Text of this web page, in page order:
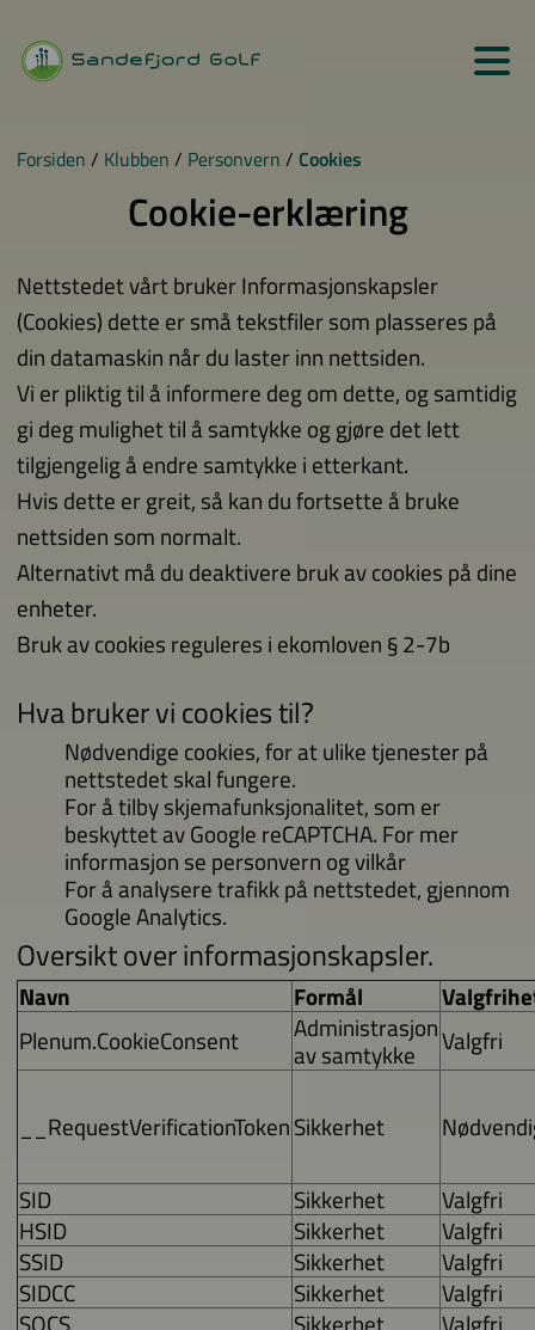
Forsiden / Klubben / Personvern / Cookies
Cookie-erklæring
Nettstedet vårt bruker Informasjonskapsler
(Cookies) dette er små tekstfiler som plasseres på
din datamaskin når du laster inn nettsiden.
Vi er pliktig til å informere deg om dette, og samtidig
gi deg mulighet til å samtykke og gjøre det lett
tilgjengelig å endre samtykke i etterkant.
Hvis dette er greit, så kan du fortsette å bruke
nettsiden som normalt.
Alternativt må du deaktivere bruk av cookies på dine
enheter.
Bruk av cookies reguleres i ekomloven § 2-7b
Hva bruker vi cookies til?
Nødvendige cookies, for at ulike tjenester på
nettstedet skal fungere.
For å tilby skjemafunksjonalitet, som er
beskyttet av Google reCAPTCHA. For mer
informasjon se personvern ogvilkår
For å analysere trafikk på nettstedet, gjennom
Google Analytics.
Oversikt over informasjonskapsler.
Navn Formål
Plenum.CookieConsent
Administrasjon
av samtykke Valgfri
__RequestVerificationTokenSikkerhet
SID Sikkerhet
Valgfri
HSID
Sikkerhet
Valgfri
SSID
Sikkerhet
Valgfri
SIDCC
Sikkerhet
Valgfri